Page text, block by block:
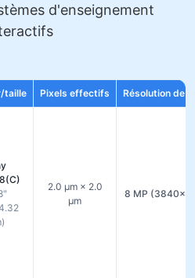
d'enseignement
taille Pixels effectifs Résolution de
2.0 µm × 2.0
µm
8 MP